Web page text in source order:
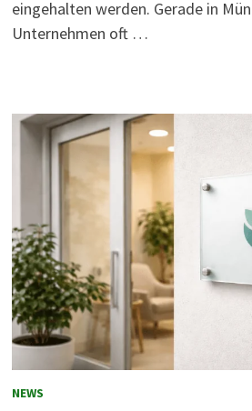
eingehalten werden. Gerade in
Unternehmen oft …
NEWS